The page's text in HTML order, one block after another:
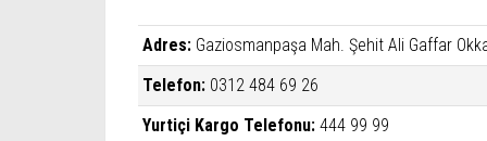
Adres: Gaziosmanpaşa Mah. Şehit Ali Gaffar
Telefon: 0312 484 69 26
Yurtiçi Kargo Telefonu: 444 99 99